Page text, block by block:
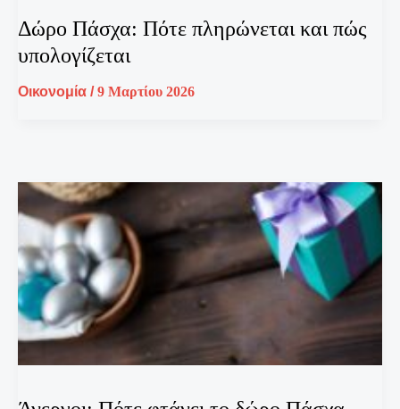
Δώρο Πάσχα: Πότε πληρώνεται και πώς
υπολογίζεται
Οικονομία /9 Μαρτίου 2026